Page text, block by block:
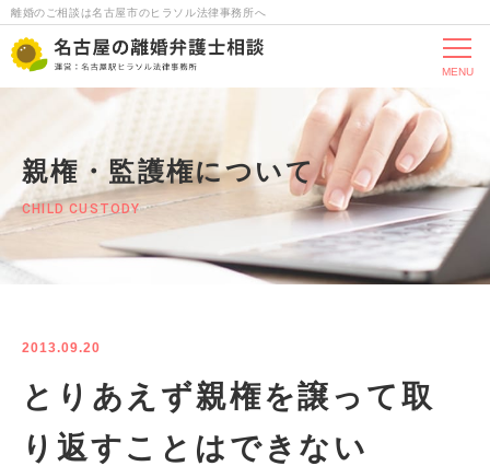
離婚のご相談は名古屋市のヒラソル法律事務所へ
MENU
親権・監護権について
CHILD CUSTODY
2013.09.20
とりあえず親権を譲って取
り返すことはできない